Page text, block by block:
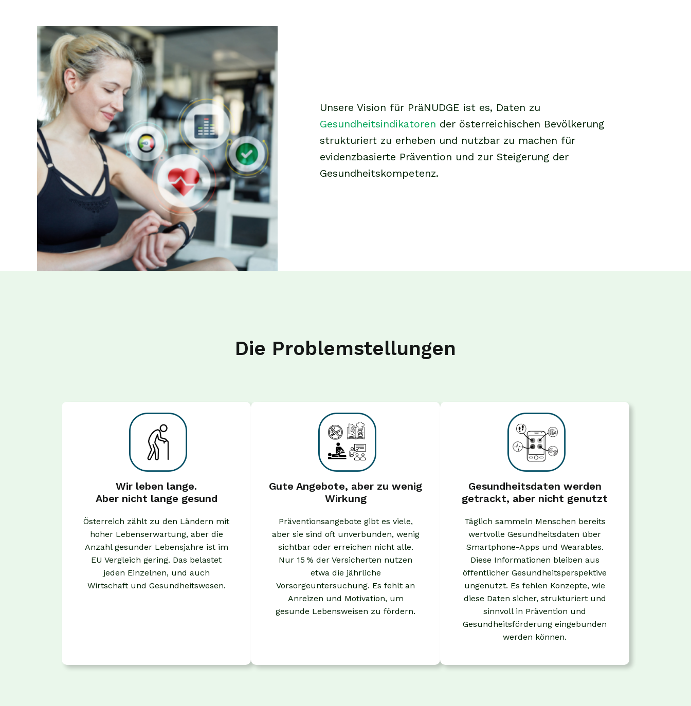
Unsere Vision für PräNUDGE ist es, Daten zu
Gesundheitsindikatoren der österreichischen Bevölkerung
strukturiert zu erheben und nutzbar zu machen für
evidenzbasierte Prävention und zur Steigerung der
Gesundheitskompetenz.
Die Problemstellungen
Wir leben lange.
Aber nicht lange gesund
Österreich zählt zu den Ländern mit
hoher Lebenserwartung, aber die
Anzahl gesunder Lebensjahre ist im
EU Vergleich gering. Das belastet
jeden Einzelnen, und auch
Wirtschaft und Gesundheitswesen.
Gute Angebote, aber zu wenig
Wirkung
Präventionsangebote gibt es viele,
aber sie sind oft unverbunden, wenig
sichtbar oder erreichen nicht alle.
Nur 15 % der Versicherten nutzen
etwa die jährliche
Vorsorgeuntersuchung. Es fehlt an
Anreizen und Motivation, um
gesunde Lebensweisen zu fördern.
Gesundheitsdaten werden
getrackt, aber nicht genutzt
Täglich sammeln Menschen bereits
wertvolle Gesundheitsdaten über
Smartphone-Apps und Wearables.
Diese Informationen bleiben aus
öffentlicher Gesundheitsperspektive
ungenutzt. Es fehlen Konzepte, wie
diese Daten sicher, strukturiert und
sinnvoll in Prävention und
Gesundheitsförderung eingebunden
werden können.